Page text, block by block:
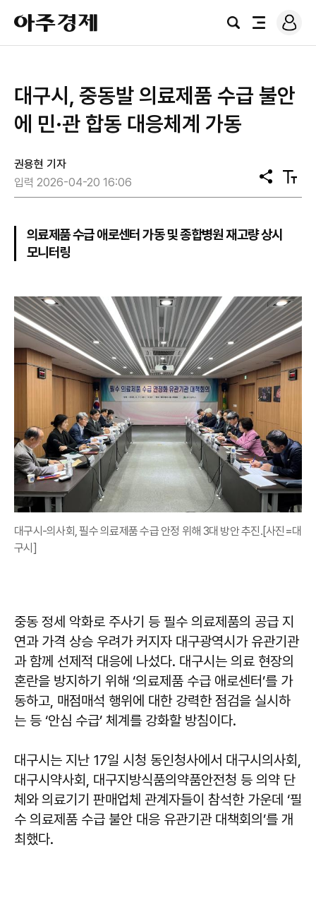
아
주
경
검
전
로
그
대구시, 중동발 의료제품 수급 불안
에 민·관 합동 대응체계 가동
권용현 기자
입력 2026-04-20 16:06
공
유
텍
스
의료제품 수급 애로센터 가동 및 종합병원 재고량 상시
모니터링
대구시-의사회, 필수 의료제품 수급 안정 위해 3대 방안 추진.[사진=대
구시]
중동 정세 악화로 주사기 등 필수 의료제품의 공급 지
연과 가격 상승 우려가 커지자 대구광역시가 유관기관
과 함께 선제적 대응에 나섰다. 대구시는 의료 현장의
혼란을 방지하기 위해 ‘의료제품 수급 애로센터’를 가
동하고, 매점매석 행위에 대한 강력한 점검을 실시하
는 등 ‘안심 수급’ 체계를 강화할 방침이다.
대구시는 지난 17일 시청 동인청사에서 대구시의사회,
대구시약사회, 대구지방식품의약품안전청 등 의약 단
체와 의료기기 판매업체 관계자들이 참석한 가운데 ‘필
수 의료제품 수급 불안 대응 유관기관 대책회의’를 개
최했다.